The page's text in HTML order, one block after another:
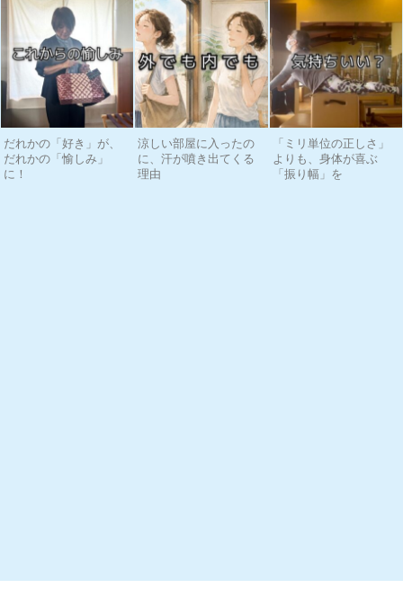
だれかの「好き」が、
だれかの「愉しみ」
に！
涼しい部屋に入ったの
に、汗が噴き出てくる
理由
「ミリ単位の正しさ」
よりも、身体が喜ぶ
「振り幅」を